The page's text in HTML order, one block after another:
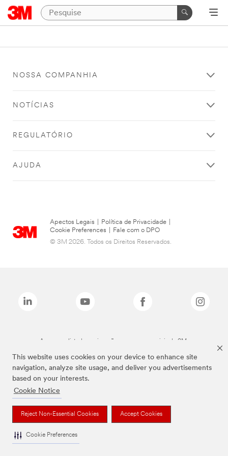
This website uses cookies on your device to enhance site
navigation, analyze site usage, and deliver you advertisements
based on your interests.
Cookie Notice
Reject Non-Essential Cookies Accept Cookies
Cookie Preferences
NOSSA COMPANHIA
NOTÍCIAS
REGULATÓRIO
AJUDA
Apectos Legais Política de Privacidade
Cookie Preferences
Fale com o DPO
© 3M 2026. Todos os Direitos Reservados.
As marcas listadas a cima são marcas comerciais da 3M.